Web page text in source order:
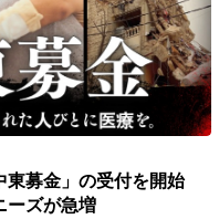
東募金」の受付を開始
ーズが急増